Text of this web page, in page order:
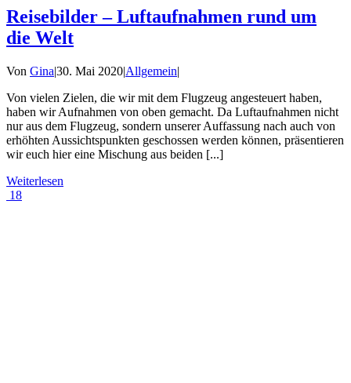
Reisebilder – Luftaufnahmen rund um
die Welt
Von Gina|30. Mai 2020|Allgemein|
Von vielen Zielen, die wir mit dem Flugzeug angesteuert haben,
haben wir Aufnahmen von oben gemacht. Da Luftaufnahmen nicht
nur aus dem Flugzeug, sondern unserer Auffassung nach auch von
erhöhten Aussichtspunkten geschossen werden können, präsentieren
wir euch hier eine Mischung aus beiden [...]
Weiterlesen
18